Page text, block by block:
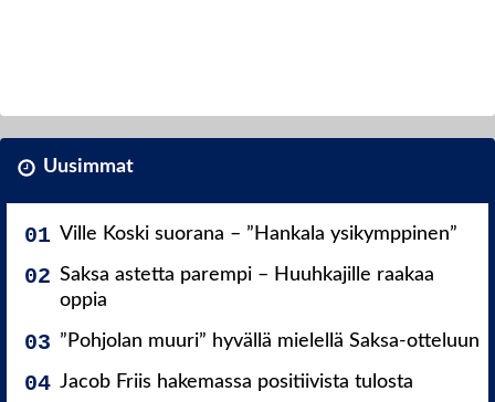
Uusimmat
Ville Koski suorana – ”Hankala ysikymppinen”
Saksa astetta parempi – Huuhkajille raakaa
oppia
”Pohjolan muuri” hyvällä mielellä Saksa-otteluun
Jacob Friis hakemassa positiivista tulosta